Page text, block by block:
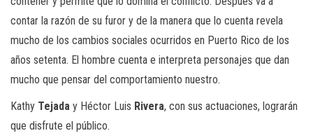
contar la razón de su furor y de la manera que lo cuenta revela
mucho de los cambios sociales ocurridos en Puerto Rico de los
años setenta. El hombre cuenta e interpreta personajes que dan
mucho que pensar del comportamiento nuestro.
Kathy Tejada y Héctor Luis Rivera, con sus actuaciones, lograrán
que disfrute el público.